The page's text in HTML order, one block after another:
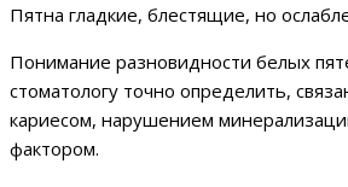
Пятна гладкие, блестящие, но
Понимание разновидности белых
стоматологу точно определить,
кариесом, нарушением
фактором.